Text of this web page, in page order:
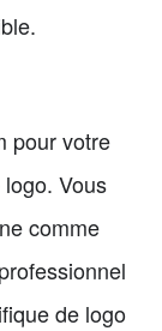
pour votre
Vous
comme
de logo